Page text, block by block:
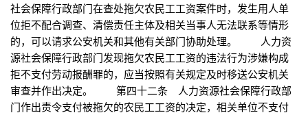
社会保障行政部门在查处拖欠农民工工资案件时，发生用人单
位拒不配合调查、清偿责任主体及相关当事人无法联系等情形
的，可以请求公安机关和其他有关部门协助处理。 人力资
源社会保障行政部门发现拖欠农民工工资的违法行为涉嫌构成
拒不支付劳动报酬罪的，应当按照有关规定及时移送公安机关
审查并作出决定。 第四十二条 人力资源社会保障行政部
门作出责令支付被拖欠的农民工工资的决定，相关单位不支付